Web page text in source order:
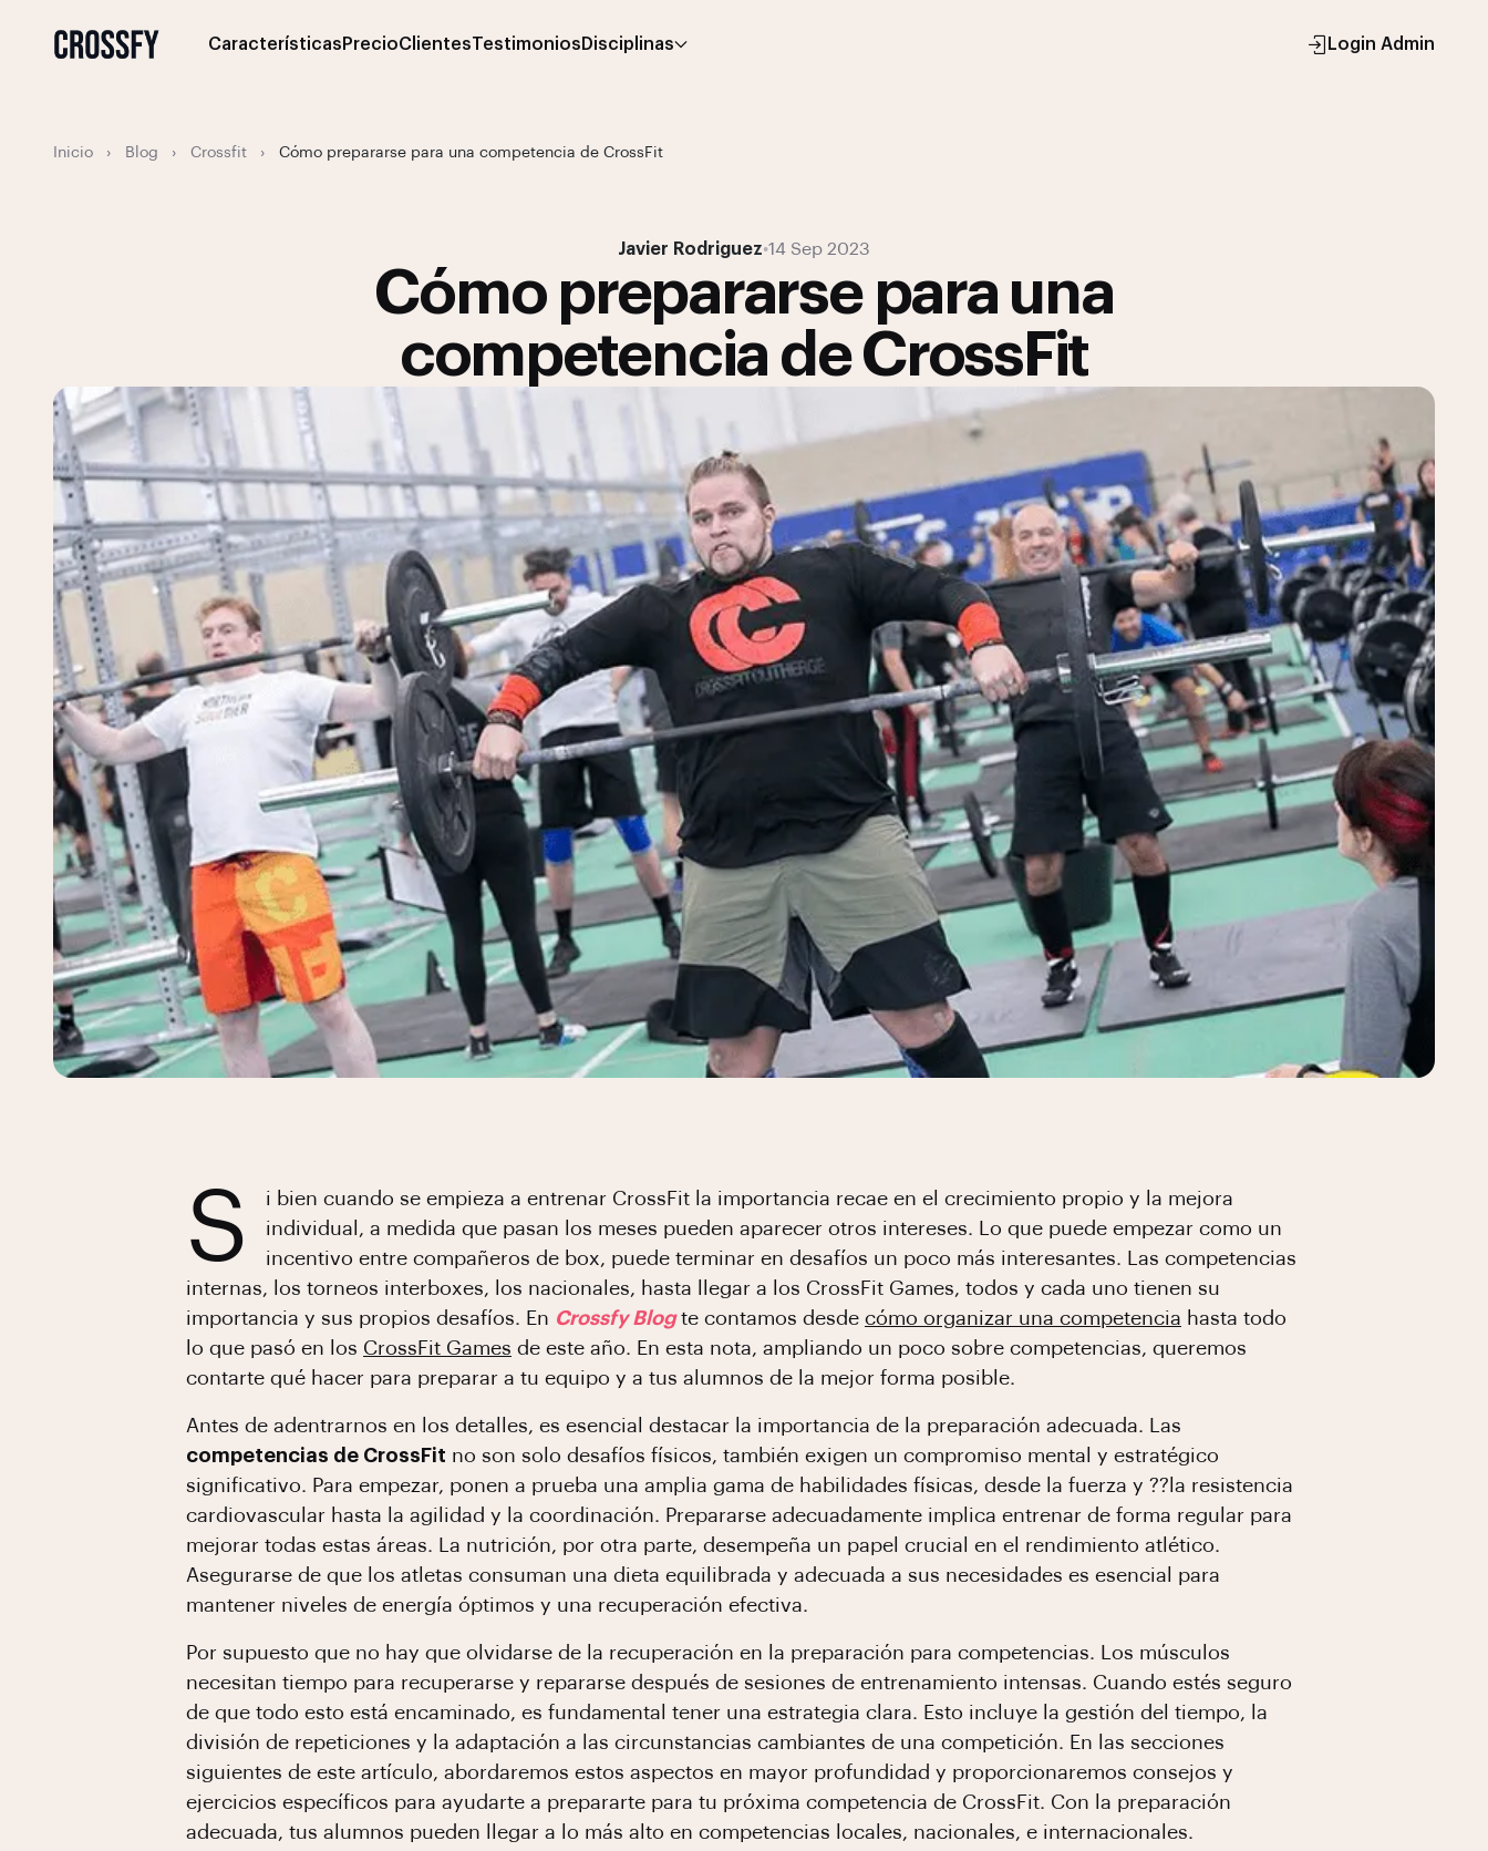
Características PrecioClientesTestimonios Disciplinas Login Admin
Inicio › Blog › Crossfit › Cómo prepararse para una competencia de CrossFit
Javier Rodriguez•14 Sep 2023
Cómo prepararse para una
competencia de CrossFit
S
i bien cuando se empieza a entrenar CrossFit la importancia recae en el crecimiento propio y la mejora
individual, a medida que pasan los meses pueden aparecer otros intereses. Lo que puede empezar como un
incentivo entre compañeros de box, puede terminar en desafíos un poco más interesantes. Las competencias
internas, los torneos interboxes, los nacionales, hasta llegar a los CrossFit Games, todos y cada uno tienen su
importancia y sus propios desafíos. En Crossfy Blogte contamos desde cómo organizar una competencia hasta todo
lo que pasó en los CrossFit Games de este año. En esta nota, ampliando un poco sobre competencias, queremos
contarte qué hacer para preparar a tu equipo y a tus alumnos de la mejor forma posible.
Antes de adentrarnos en los detalles, es esencial destacar la importancia de la preparación adecuada. Las
competencias de CrossFit no son solo desafíos físicos, también exigen un compromiso mental y estratégico
significativo. Para empezar, ponen a prueba una amplia gama de habilidades físicas, desde la fuerza y ??la resistencia
cardiovascular hasta la agilidad y la coordinación. Prepararse adecuadamente implica entrenar de forma regular para
mejorar todas estas áreas. La nutrición, por otra parte, desempeña un papel crucial en el rendimiento atlético.
Asegurarse de que los atletas consuman una dieta equilibrada y adecuada a sus necesidades es esencial para
mantener niveles de energía óptimos y una recuperación efectiva.
Por supuesto que no hay que olvidarse de la recuperación en la preparación para competencias. Los músculos
necesitan tiempo para recuperarse y repararse después de sesiones de entrenamiento intensas. Cuando estés seguro
de que todo esto está encaminado, es fundamental tener una estrategia clara. Esto incluye la gestión del tiempo, la
división de repeticiones y la adaptación a las circunstancias cambiantes de una competición. En las secciones
siguientes de este artículo, abordaremos estos aspectos en mayor profundidad y proporcionaremos consejos y
ejercicios específicos para ayudarte a prepararte para tu próxima competencia de CrossFit. Con la preparación
adecuada, tus alumnos pueden llegar a lo más alto en competencias locales, nacionales, e internacionales.